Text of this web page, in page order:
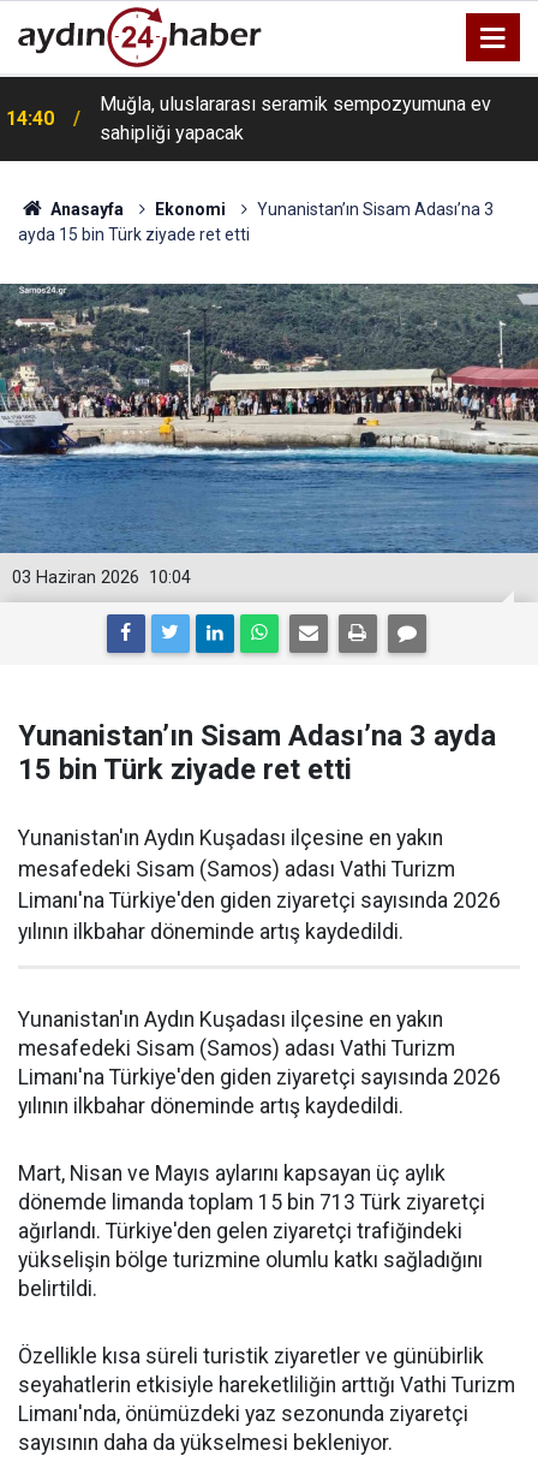
14:40
Muğla, uluslararası seramik sempozyumuna ev
sahipliği yapacak
Anasayfa Ekonomi
Yunanistan’ın Sisam Adası’na 3
ayda 15 bin Türk ziyade ret etti
10:04
03 Haziran 2026
Yunanistan’ın Sisam Adası’na 3 ayda
15 bin Türk ziyade ret etti
Yunanistan'ın Aydın Kuşadası ilçesine en yakın
mesafedeki Sisam (Samos) adası Vathi Turizm
Limanı'na Türkiye'den giden ziyaretçi sayısında 2026
yılının ilkbahar döneminde artış kaydedildi.
Yunanistan'ın Aydın Kuşadası ilçesine en yakın
mesafedeki Sisam (Samos) adası Vathi Turizm
Limanı'na Türkiye'den giden ziyaretçi sayısında 2026
yılının ilkbahar döneminde artış kaydedildi.
Mart, Nisan ve Mayıs aylarını kapsayan üç aylık
dönemde limanda toplam 15 bin 713 Türk ziyaretçi
ağırlandı. Türkiye'den gelen ziyaretçi trafiğindeki
yükselişin bölge turizmine olumlu katkı sağladığını
belirtildi.
Özellikle kısa süreli turistik ziyaretler ve günübirlik
seyahatlerin etkisiyle hareketliliğin arttığı Vathi Turizm
Limanı'nda, önümüzdeki yaz sezonunda ziyaretçi
sayısının daha da yükselmesi bekleniyor.